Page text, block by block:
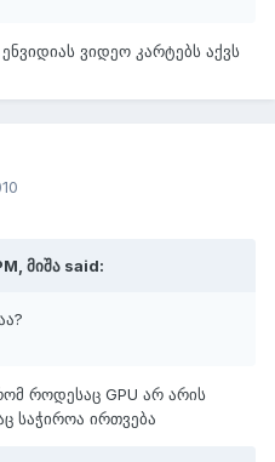
ვიდეო კარტებს აქვს
მიშა said:
როდესაც GPU არ არის
საჭიროა ირთვება